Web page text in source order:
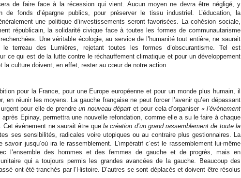
sera de faire face à la récession qui vient. Aucun moyen ne devra être négligé, y
de fonds d’épargne publics, pour préserver le tissu industriel. L’éducation, la
une politique d’investissements seront favorisées. La cohésion sociale,
républicain, la solidarité civique face à toutes les formes de communautarisme
Une véritable écologie, au service de l’humanité tout entière, ne saurait
le terreau des Lumières, rejetant toutes les formes d’obscurantisme. Tel est
ce qui est de la lutte contre le réchauffement climatique et pour un développement
la culture doivent, en effet, rester au cœur de notre action.
pour la France, pour une Europe européenne et pour un monde plus humain, il
en réunir les moyens. La gauche française ne peut forcer l’avenir qu’en dépassant
pour elle de prendreun nouveau départ et pour cela d’organiser « l’évènement
Epinay, permettra une nouvelle refondation, comme elle a su le faire à chaque
Cet évènement ne saurait être que la création d’un grand rassemblement de toute la
ses sensibilités, radicales voire utopiques ou au contraire plus gestionnaires. La
savoir jusqu’où ira le rassemblement. L’impératif c’est le rassemblement lui-même
l’ensemble des hommes et des femmes de gauche et de progrès, mais en
qui a toujours permis les grandes avancées de la gauche. Beaucoup des
ont été tranchés par l’Histoire. D’autres se sont déplacés et doivent être résolus